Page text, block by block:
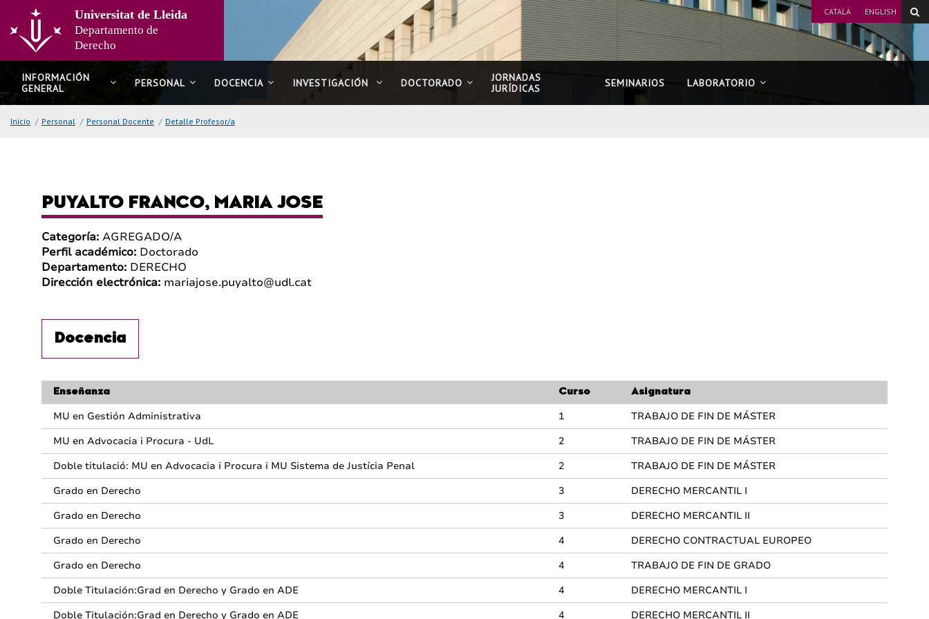
contenido
principal
de
página
CATALÀ ENGLISH
Universitat de Lleida
Departamento de
Derecho
INFORMACIÓN
GENERAL
PERSONAL DOCENCIA INVESTIGACIÓN DOCTORADO
JORNADAS
JURÍDICAS
SEMINARIOS LABORATORIO
Inicio / Personal / Personal Docente / Detalle Profesor/a